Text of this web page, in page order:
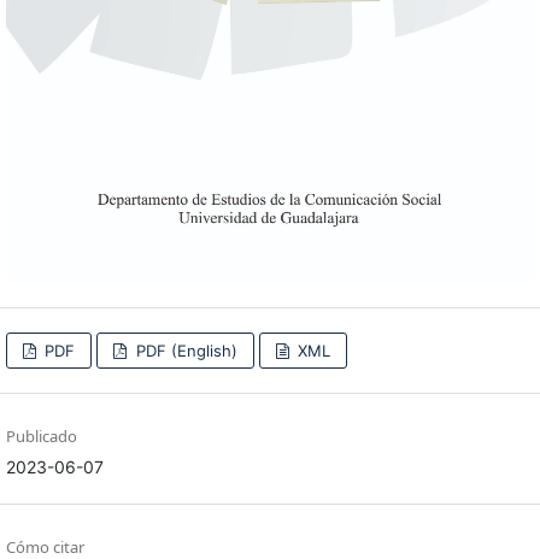
PDF PDF (English) XML
Publicado
2023-06-07
Cómo citar